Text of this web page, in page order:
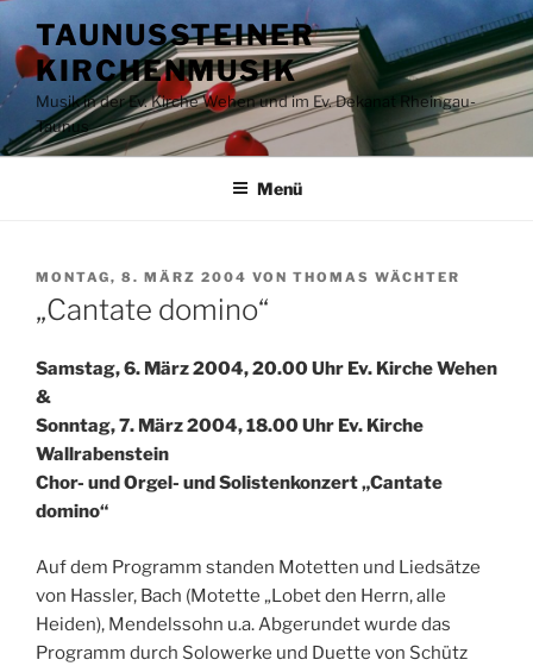
Inhalt
springen
TAUNUSSTEINER
KIRCHENMUSIK
Musik in der Ev. Kirche Wehen und im Ev. Dekanat Rheingau-
Taunus
Menü
VERÖFFENTLICHT
AM
MONTAG, 8. MÄRZ 2004 VON THOMAS WÄCHTER
„Cantate domino“
Samstag, 6. März 2004, 20.00 Uhr Ev. Kirche Wehen
&
Sonntag, 7. März 2004, 18.00 Uhr Ev. Kirche
Wallrabenstein
Chor- und Orgel- und Solistenkonzert „Cantate
domino“
Auf dem Programm standen Motetten und Liedsätze
von Hassler, Bach (Motette „Lobet den Herrn, alle
Heiden), Mendelssohn u.a. Abgerundet wurde das
Programm durch Solowerke und Duette von Schütz